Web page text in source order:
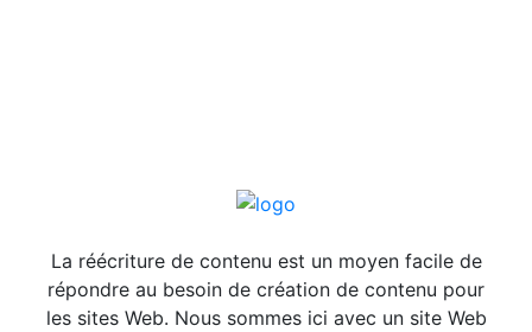
La réécriture de contenu est un moyen facile de
répondre au besoin de création de contenu pour
les sites Web. Nous sommes ici avec un site Web